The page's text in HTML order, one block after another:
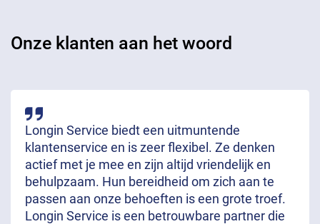
Onze klanten aan het woord
Longin Service biedt een uitmuntende
klantenservice en is zeer flexibel. Ze denken
actief met je mee en zijn altijd vriendelijk en
behulpzaam. Hun bereidheid om zich aan te
passen aan onze behoeften is een grote troef.
Longin Service is een betrouwbare partner die